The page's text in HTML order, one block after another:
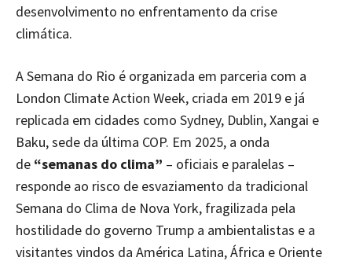
desenvolvimento no enfrentamento da crise
climática.
A Semana do Rio é organizada em parceria com a
London Climate Action Week, criada em 2019 e já
replicada em cidades como Sydney, Dublin, Xangai e
Baku, sede da última COP. Em 2025, a onda
de “semanas do clima” – oficiais e paralelas –
responde ao risco de esvaziamento da tradicional
Semana do Clima de Nova York, fragilizada pela
hostilidade do governo Trump a ambientalistas e a
visitantes vindos da América Latina, África e Oriente